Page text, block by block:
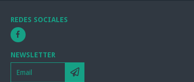
REDES SOCIALES
NEWSLETTER